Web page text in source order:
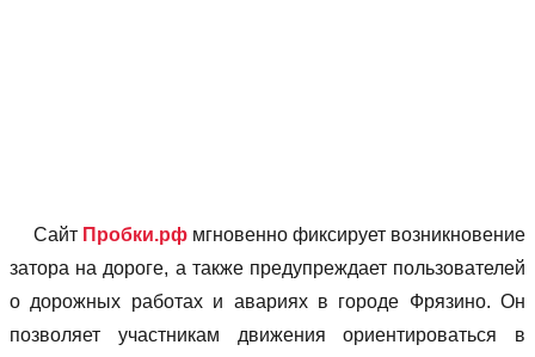
Сайт Пробки.рф мгновенно фиксирует возникновение
затора на дороге, а также предупреждает пользователей
о дорожных работах и авариях в городе Фрязино. Он
позволяет учаcтникам движения ориентироваться в